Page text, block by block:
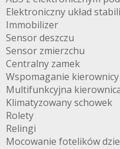
Elektroniczny układ
Immobilizer
Sensor deszczu
Sensor zmierzchu
Centralny zamek
Wspomaganie kierownicy
Multifunkcyjna
Klimatyzowany schowek
Rolety
Relingi
Mocowanie fotelików